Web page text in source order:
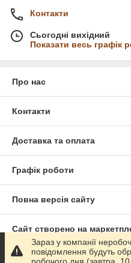
Контакти
Сьогодні вихідний
Показати весь графік
Про нас
Контакти
Доставка та оплата
Графік роботи
Повна версія сайту
Сайт створено на
Політика конфіденційності
Зараз у компанії
повідомлення будуть